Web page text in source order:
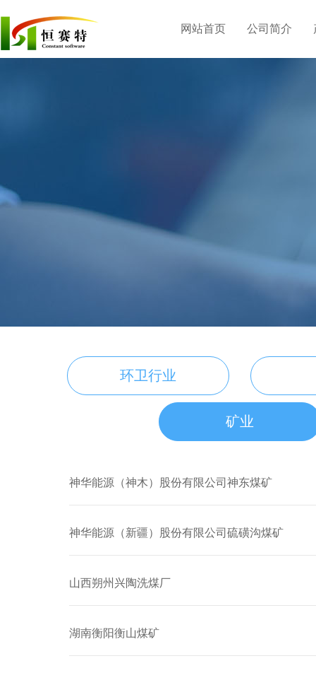
网站首页 公司简介
环卫行业
矿业
神华能源（神木）股份有限公司神东煤矿
神华能源（新疆）股份有限公司硫磺沟煤矿
山西朔州兴陶洗煤厂
湖南衡阳衡山煤矿